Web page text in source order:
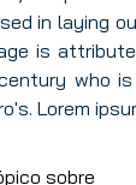
in laying
is
who
Lorem